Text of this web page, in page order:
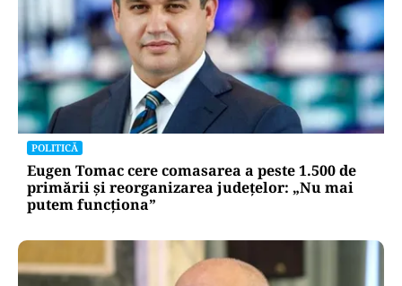
POLITICĂ
Eugen Tomac cere comasarea a peste 1.500 de
primării și reorganizarea județelor: „Nu mai
putem funcționa”